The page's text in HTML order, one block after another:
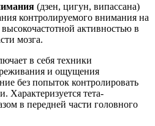
(дзен, цигун, випассана)
контролируемого внимания на
активностью в
мозга.
в себя техники
и ощущения
без попыток контролировать
Характеризуется тета-
в передней части головного